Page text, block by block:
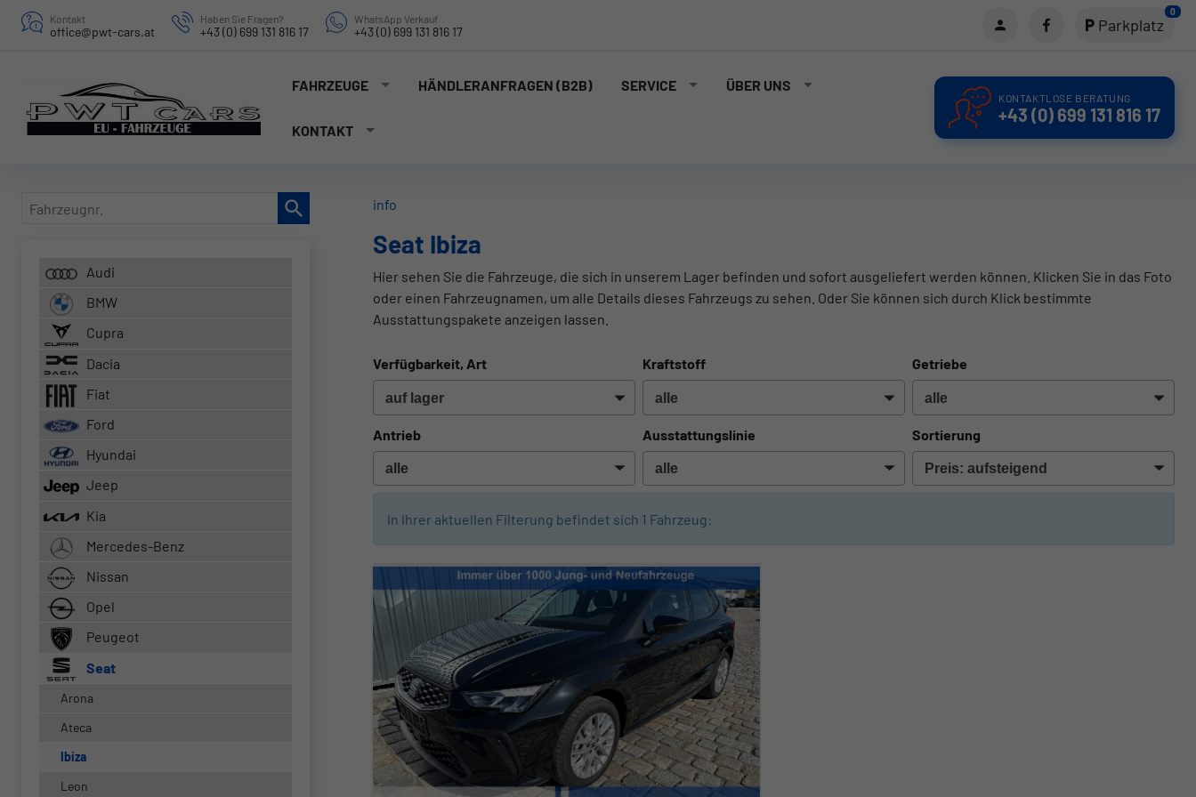
Kontakt
office@pwt-cars.at
Haben Sie Fragen?
+43 (0) 699 131 816 17
WhatsApp Verkauf
+43 (0) 699 131 816 17 Parkplatz
0
FAHRZEUGE HÄNDLERANFRAGEN (B2B) SERVICE ÜBER UNS
KONTAKT
KONTAKTLOSE BERATUNG
+43 (0) 699 131 816 17
info
Seat Ibiza
Hier sehen Sie die Fahrzeuge, die sich in unserem Lager befinden und sofort ausgeliefert werden können. Klicken Sie in das Foto
oder einen Fahrzeugnamen, um alle Details dieses Fahrzeugs zu sehen. Oder Sie können sich durch Klick bestimmte
Ausstattungspakete anzeigen lassen.
Verfügbarkeit, Art Kraftstoff Getriebe
Antrieb Ausstattungslinie Sortierung
In Ihrer aktuellen Filterung befindet sich 1 Fahrzeug:
Fahrzeugnr.
Audi
BMW
Cupra
Dacia
Fiat
Ford
Hyundai
Jeep
Kia
Mercedes-Benz
Nissan
Opel
Peugeot
Seat
Arona
Ateca
Ibiza
Leon